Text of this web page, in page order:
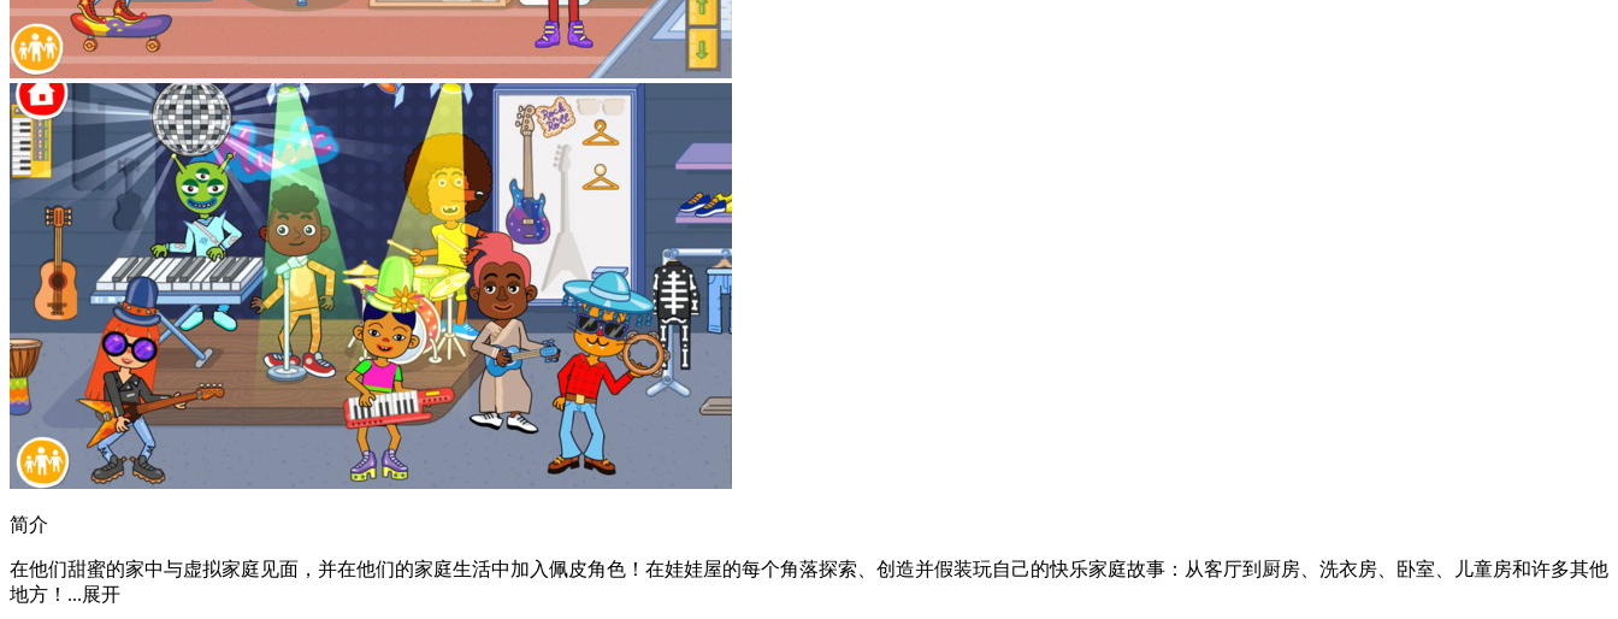
简介
在他们甜蜜的家中与虚拟家庭见面，并在他们的家庭生活中加入佩皮角色！在娃娃屋的每个角落探索、创造并假装玩自己的快乐家庭故事：从客厅到厨房、洗衣房、卧室、儿童房和许多其他
地方！...展开